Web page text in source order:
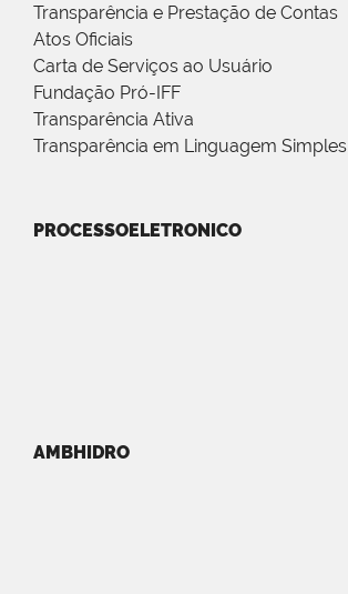
Transparência e Prestação de Contas
Atos Oficiais
Carta de Serviços ao Usuário
Fundação Pró-IFF
Transparência Ativa
Transparência em Linguagem Simples
PROCESSOELETRONICO
AMBHIDRO